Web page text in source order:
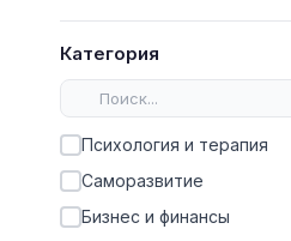
Категория
Психология и терапия
Саморазвитие
Бизнес и финансы